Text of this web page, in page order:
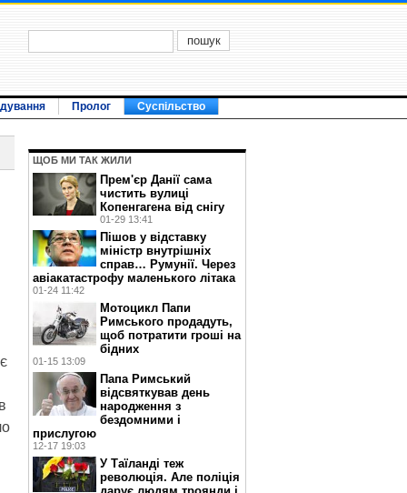
Пролог Суспільство
ЩОБ МИ ТАК ЖИЛИ
Прем'єр Данії сама
чистить вулиці
Копенгагена від снігу
01-29 13:41
Пішов у відставку
міністр внутрішніх
справ… Румунії. Через
авіакатастрофу маленького літака
01-24 11:42
Мотоцикл Папи
Римського продадуть,
щоб потратити гроші на
бідних
01-15 13:09
Папа Римський
відсвяткував день
народження з
бездомними і
прислугою
12-17 19:03
У Таїланді теж
революція. Але поліція